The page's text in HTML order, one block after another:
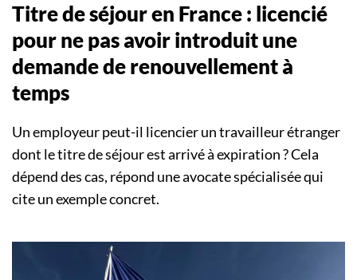
Titre de séjour en France : licencié
pour ne pas avoir introduit une
demande de renouvellement à
temps
Un employeur peut-il licencier un travailleur étranger
dont le titre de séjour est arrivé à expiration ? Cela
dépend des cas, répond une avocate spécialisée qui
cite un exemple concret.